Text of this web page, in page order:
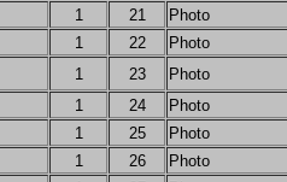
1 21
Photo
1 22
Photo
1 23
Photo
1 24
Photo
1 25
Photo
1 26
Photo